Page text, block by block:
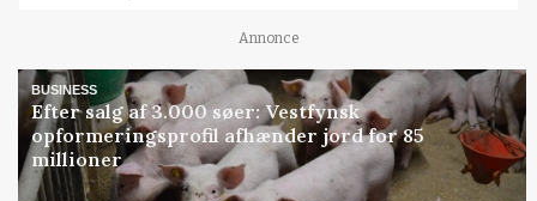
Annonce
BUSINESS
Efter salg af 3.000 søer: Vestfynsk
opformeringsprofil afhænder jord for 85
millioner